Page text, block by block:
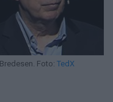
Foto: TedX